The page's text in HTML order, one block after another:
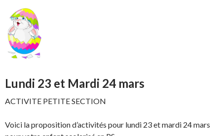
Lundi 23 et Mardi 24 mars
ACTIVITE PETITE SECTION
Voici la proposition d’activités pour lundi 23 et mardi 24 mars